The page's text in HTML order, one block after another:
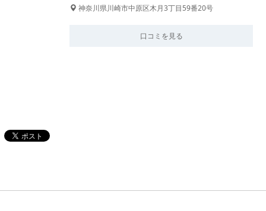
神奈川県川崎市中原区木月3丁目59番20号
口コミを見る